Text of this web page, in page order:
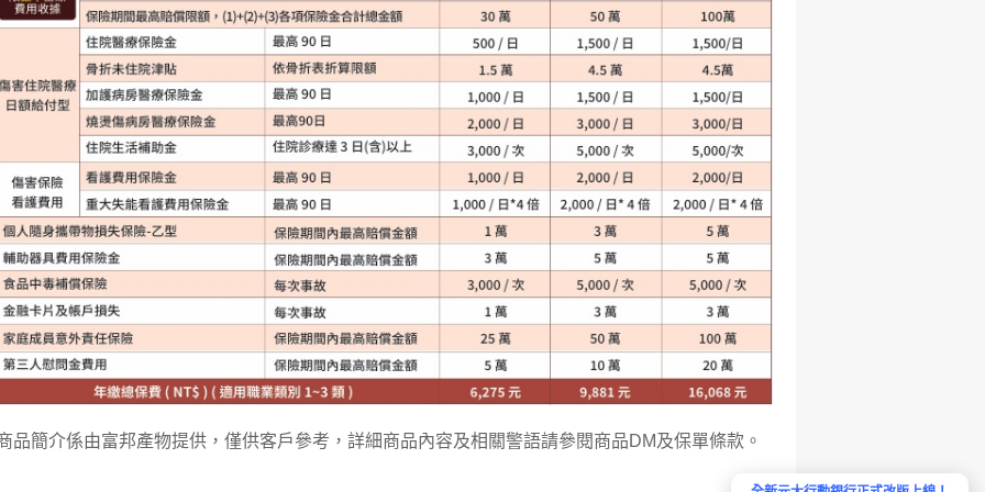
品簡介係由富邦產物提供，僅供客戶參考，詳細商品內容及相關警語請參閱商品DM及保單條款。